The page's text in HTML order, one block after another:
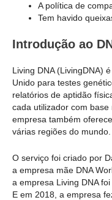
A política de
Tem havido
Introdução ao
Living DNA (LivingDNA)
Unido para testes
relatórios de aptidão
cada utilizador com
empresa também
várias regiões do mundo.
O serviço foi criado por
a empresa mãe DNA
a empresa Living DNA
E em 2018, a empresa